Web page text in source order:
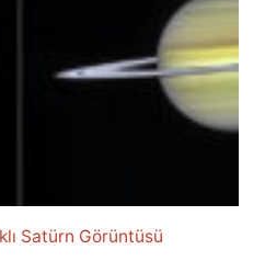
Satürn Görüntüsü